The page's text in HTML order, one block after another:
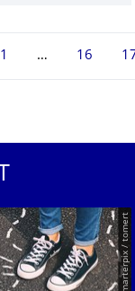
1 16
© Smarterpix / tomert